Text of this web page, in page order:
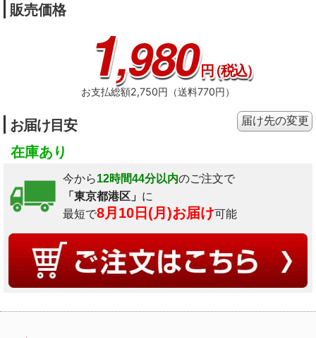
販売価格
1,980円（税込）
お支払総額2,750円（送料770円）
お届け目安
在庫あり
今から12時間44分以内のご注文で
「東京都港区」 に
最短で8月10日(月)お届け可能
届け先の変更